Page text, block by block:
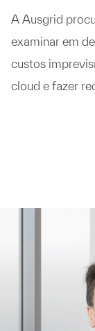
A Ausgrid
examinar em
custos
cloud e fazer